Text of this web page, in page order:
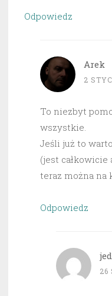
Odpowiedz
Arek
2
To niezbyt
wszystkie.
Jeśli już to
(jest całkowicie
teraz można na
Odpowiedz
26